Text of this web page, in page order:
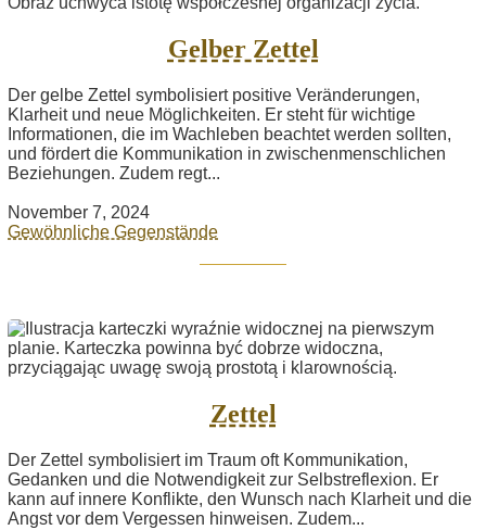
Gelber Zettel
Der gelbe Zettel symbolisiert positive Veränderungen,
Klarheit und neue Möglichkeiten. Er steht für wichtige
Informationen, die im Wachleben beachtet werden sollten,
und fördert die Kommunikation in zwischenmenschlichen
Beziehungen. Zudem regt...
November 7, 2024
Gewöhnliche Gegenstände
Zettel
Der Zettel symbolisiert im Traum oft Kommunikation,
Gedanken und die Notwendigkeit zur Selbstreflexion. Er
kann auf innere Konflikte, den Wunsch nach Klarheit und die
Angst vor dem Vergessen hinweisen. Zudem...